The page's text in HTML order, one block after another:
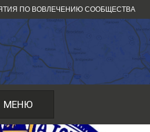
ПО ВОВЛЕЧЕНИЮ СООБЩЕСТВА
МЕНЮ